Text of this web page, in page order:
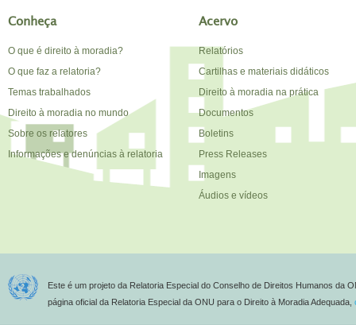
Conheça
O que é direito à moradia?
O que faz a relatoria?
Temas trabalhados
Direito à moradia no mundo
Sobre os relatores
Informações e denúncias à relatoria
Acervo
Relatórios
Cartilhas e materiais didáticos
Direito à moradia na prática
Documentos
Boletins
Press Releases
Imagens
Áudios e vídeos
Este é um projeto da Relatoria Especial do Conselho de Direitos Humanos da
página oficial da Relatoria Especial da ONU para o Direito à Moradia Adequada,